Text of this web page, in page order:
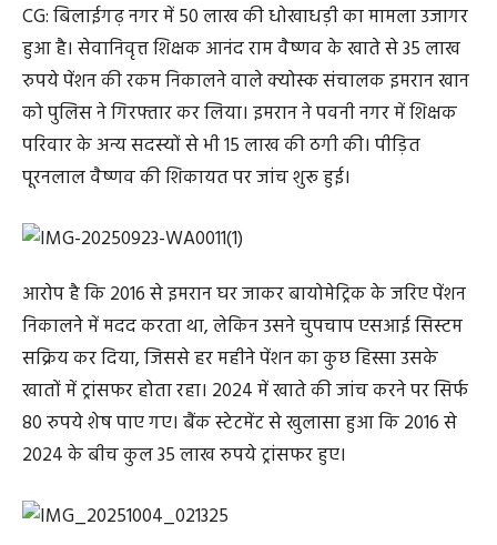
CG: बिलाईगढ़ नगर में 50 लाख की धोखाधड़ी का मामला उजागर
हुआ है। सेवानिवृत्त शिक्षक आनंद राम वैष्णव के खाते से 35 लाख
रुपये पेंशन की रकम निकालने वाले क्योस्क संचालक इमरान खान
को पुलिस ने गिरफ्तार कर लिया। इमरान ने पवनी नगर में शिक्षक
परिवार के अन्य सदस्यों से भी 15 लाख की ठगी की। पीड़ित
पूरनलाल वैष्णव की शिकायत पर जांच शुरू हुई।
आरोप है कि 2016 से इमरान घर जाकर बायोमेट्रिक के जरिए पेंशन
निकालने में मदद करता था, लेकिन उसने चुपचाप एसआई सिस्टम
सक्रिय कर दिया, जिससे हर महीने पेंशन का कुछ हिस्सा उसके
खातों में ट्रांसफर होता रहा। 2024 में खाते की जांच करने पर सिर्फ
80 रुपये शेष पाए गए। बैंक स्टेटमेंट से खुलासा हुआ कि 2016 से
2024 के बीच कुल 35 लाख रुपये ट्रांसफर हुए।